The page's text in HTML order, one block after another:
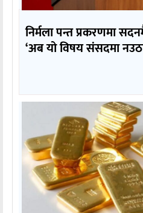
निर्मला पन्त प्रकरणमा सदनमै
‘अब यो विषय संसदमा